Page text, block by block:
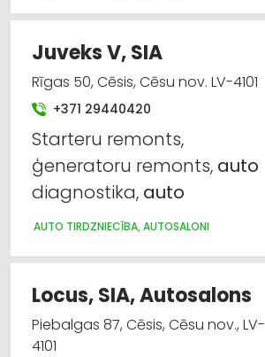
Juveks V, SIA
Rīgas 50, Cēsis, Cēsu nov. LV-4101
+371 29440420
Starteru remonts,
ģeneratoru remonts, auto
diagnostika, auto
AUTO TIRDZNIECĪBA, AUTOSALONI
Locus, SIA, Autosalons
Piebalgas 87, Cēsis, Cēsu nov., LV-
4101